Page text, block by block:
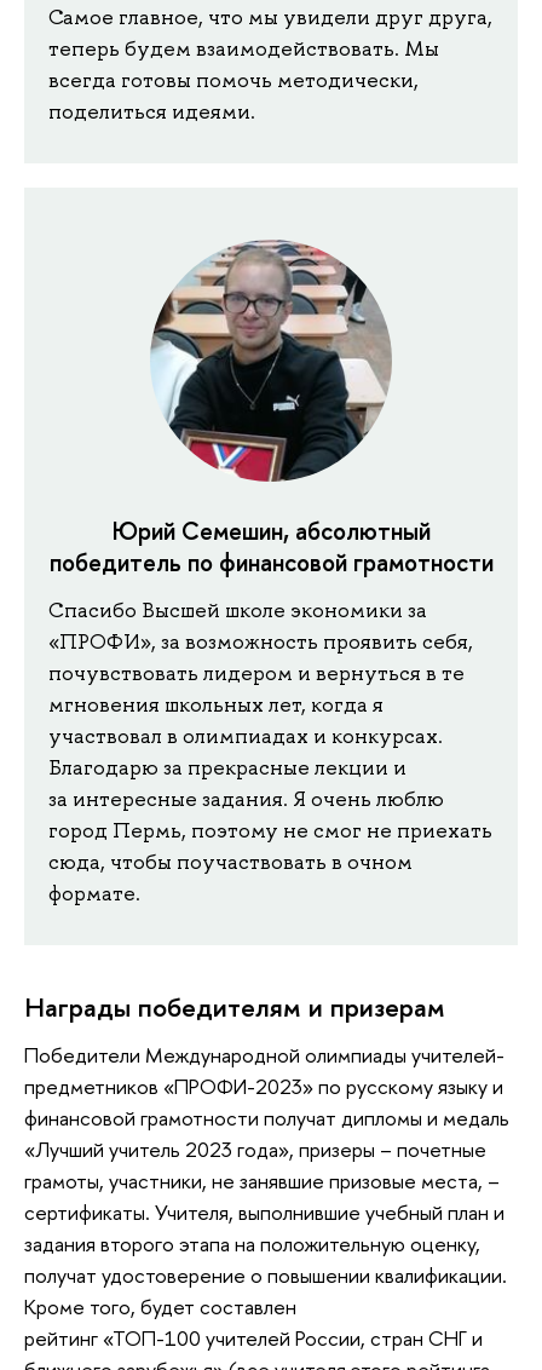
Самое главное, что мы увидели друг друга,
теперь будем взаимодействовать. Мы
всегда готовы помочь методически,
поделиться идеями.
Юрий Семешин, абсолютный
победитель по финансовой грамотности
Спасибо Высшей школе экономики за
«ПРОФИ», за возможность проявить себя,
почувствовать лидером и вернуться в те
мгновения школьных лет, когда я
участвовал в олимпиадах и конкурсах.
Благодарю за прекрасные лекции и
за интересные задания. Я очень люблю
город Пермь, поэтому не смог не приехать
сюда, чтобы поучаствовать в очном
формате.
Награды победителям и призерам
Победители Международной олимпиады учителей-
предметников «ПРОФИ-2023» по русскому языку и
финансовой грамотности получат дипломы и медаль
«Лучший учитель 2023 года», призеры – почетные
грамоты, участники, не занявшие призовые места, –
сертификаты. Учителя, выполнившие учебный план и
задания второго этапа на положительную оценку,
получат удостоверение о повышении квалификации.
Кроме того, будет составлен
рейтинг «ТОП-100 учителей России, стран СНГ и